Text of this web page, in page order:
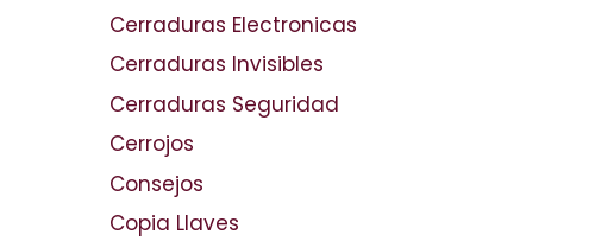
Cerraduras Electronicas
Cerraduras Invisibles
Cerraduras Seguridad
Cerrojos
Consejos
Copia Llaves